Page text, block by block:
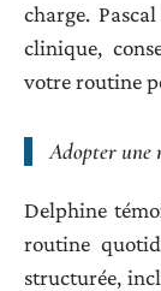
charge.
clinique,
votre routine
Adopter une
Delphine
routine
structurée,